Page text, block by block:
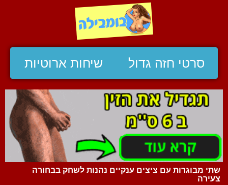
סרטי חזה גדול שיחות ארוטיות
שתי מבוגרות עם ציצים ענקיים נהנות לשחק בבחורה
צעירה